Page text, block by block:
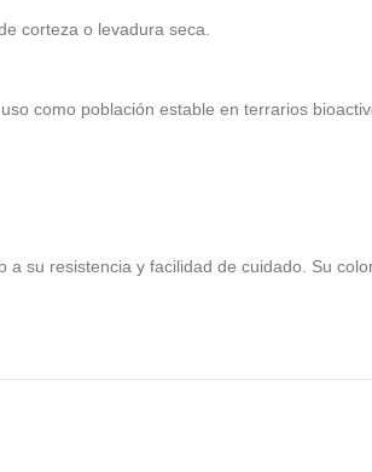
corteza o levadura seca.
como población estable en terrarios
su resistencia y facilidad de cuidado. Su